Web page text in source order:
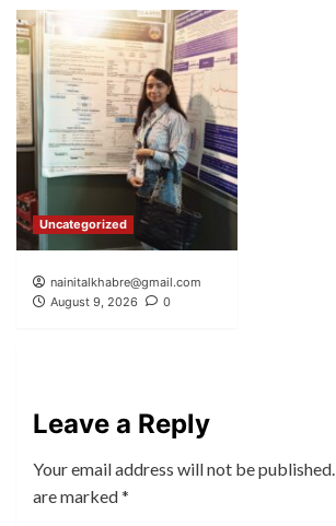
Uncategorized
nainitalkhabre@gmail.com
August 9, 2026
0
Leave a Reply
Your email address will not be published.
are marked*